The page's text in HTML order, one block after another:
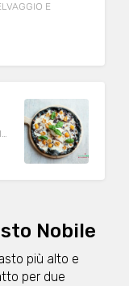
E
Nobile
più alto e
per due